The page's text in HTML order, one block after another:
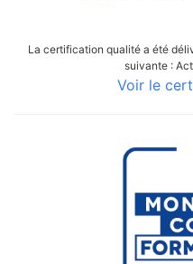
La certification qualité a été
suivante :
Voir le